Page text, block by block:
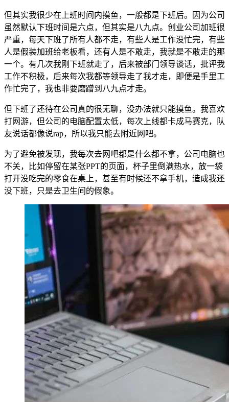
但其实我很少在上班时间内摸鱼，一般都是下班后。因为公司
虽然默认下班时间是六点，但其实是八九点。创业公司加班很
严重，每天下班了所有人都不走，有些人是工作没忙完，有些
人是假装加班给老板看，还有人是不敢走，我就是不敢走的那
一个。有几次我刚下班就走了，后来被部门领导谈话，批评我
工作不积极，后来每次我都等领导走了我才走，即便是手里工
作忙完了，我也非要磨蹭到八九点才走。
但下班了还待在公司真的很无聊，没办法就只能摸鱼。我喜欢
打网游，但公司的电脑配置太低，每次上线都卡成马赛克，队
友说话都像说rap，所以我只能去附近网吧。
为了避免被发现，我每次去网吧都是什么都不拿，公司电脑也
不关，比如停留在某张PPT的页面，杯子里倒满热水，放一袋
打开没吃完的零食在桌上，甚至有时候还不拿手机，造成我还
没下班，只是去卫生间的假象。